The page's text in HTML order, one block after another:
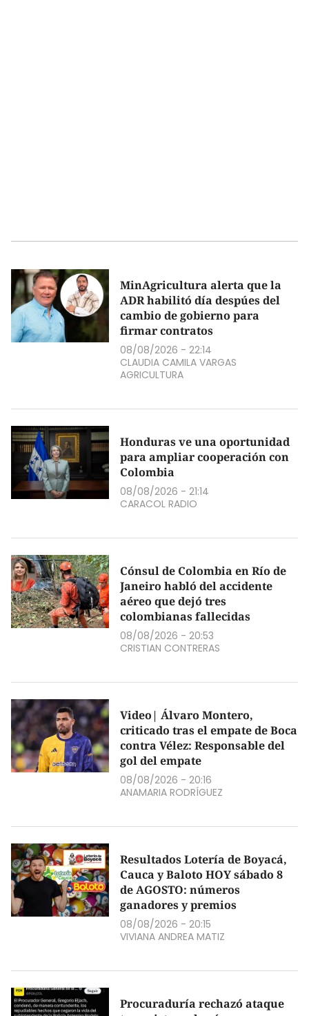
MinAgricultura alerta que la
ADR habilitó día despúes del
cambio de gobierno para
firmar contratos
08/08/2026 - 22:14
CLAUDIA CAMILA VARGAS
AGRICULTURA
Honduras ve una oportunidad
para ampliar cooperación con
Colombia
08/08/2026 - 21:14
CARACOL RADIO
Cónsul de Colombia en Río de
Janeiro habló del accidente
aéreo que dejó tres
colombianas fallecidas
08/08/2026 - 20:53
CRISTIAN CONTRERAS
Video| Álvaro Montero,
criticado tras el empate de Boca
contra Vélez: Responsable del
gol del empate
08/08/2026 - 20:16
ANAMARIA RODRÍGUEZ
Resultados Lotería de Boyacá,
Cauca y Baloto HOY sábado 8
de AGOSTO: números
ganadores y premios
08/08/2026 - 20:15
VIVIANA ANDREA MATIZ
Procuraduría rechazó ataque